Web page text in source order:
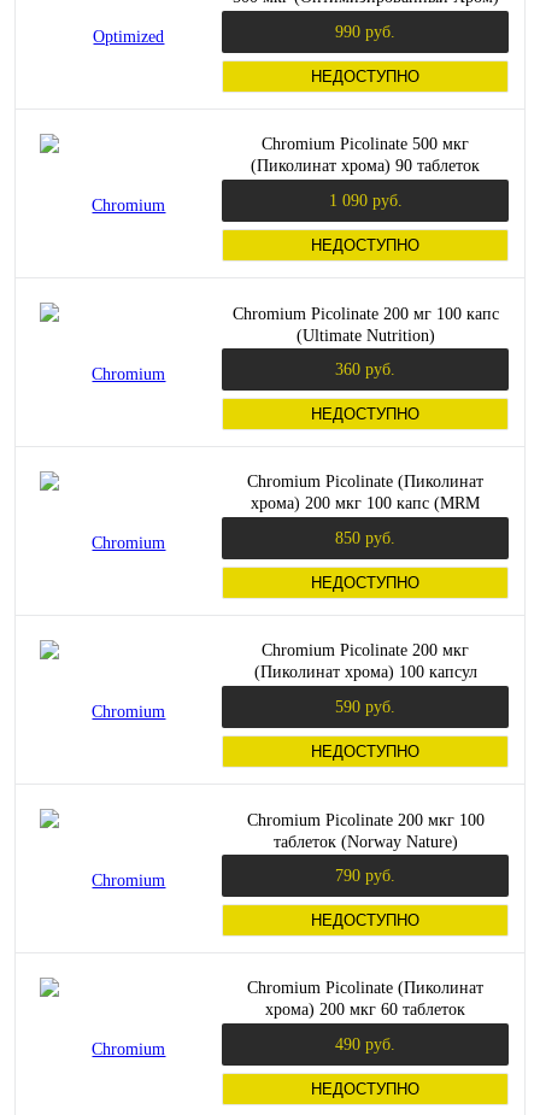
990 руб.
НЕДОСТУПНО
Chromium Picolinate 500 мкг
(Пиколинат хрома) 90 таблеток
1 090 руб.
НЕДОСТУПНО
Chromium Picolinate 200 мг 100 капс
(Ultimate Nutrition)
360 руб.
НЕДОСТУПНО
Chromium Picolinate (Пиколинат
хрома) 200 мкг 100 капс (MRM
850 руб.
НЕДОСТУПНО
Chromium Picolinate 200 мкг
(Пиколинат хрома) 100 капсул
590 руб.
НЕДОСТУПНО
Chromium Picolinate 200 мкг 100
таблеток (Norway Nature)
790 руб.
НЕДОСТУПНО
Chromium Picolinate (Пиколинат
хрома) 200 мкг 60 таблеток
490 руб.
НЕДОСТУПНО